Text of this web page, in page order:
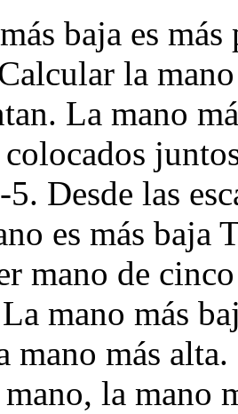
baja es
la
La mano
colocados
Desde las
es más baja
mano de
mano más
mano más
mano, la mano